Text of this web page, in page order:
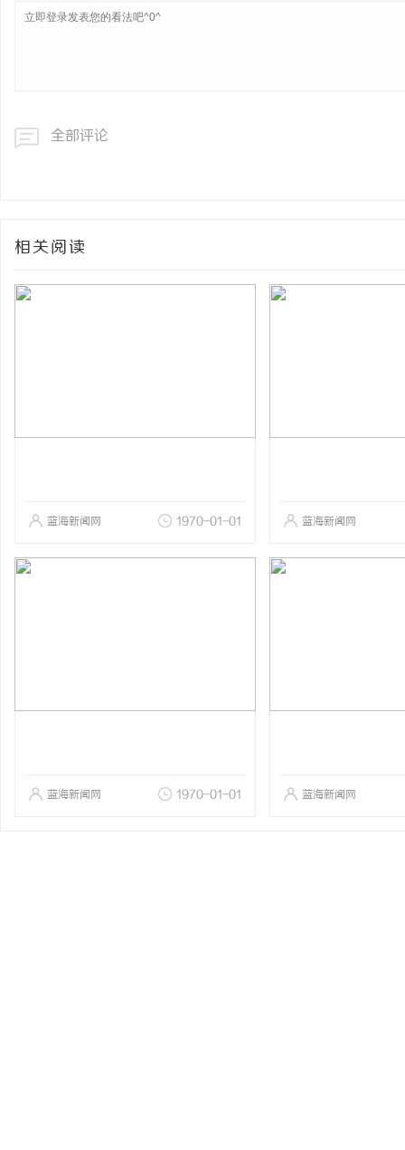
全部评论
相关阅读
蓝海新闻网 1970-01-01 蓝海新闻网
蓝海新闻网 1970-01-01 蓝海新闻网